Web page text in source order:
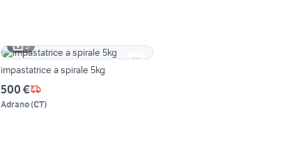
3
impastatrice a spirale 5kg
500 €
Adrano(CT)